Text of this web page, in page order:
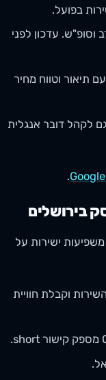
בפועל.
וסופ"ש. עדכון לפני
תיאור וטווח מחיר
לקהל דובר אנגלית
.
בירושלים
ישירות על
וקבלת חוויית